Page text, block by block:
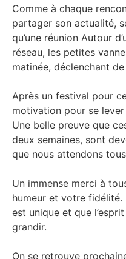
Comme à chaque
partager son actualité,
qu’une réunion Autour
réseau, les petites
matinée, déclenchant
Après un festival pour
motivation pour se
Une belle preuve que
deux semaines, sont
que nous attendons
Un immense merci à
humeur et votre fidélité.
est unique et que
grandir.
On se retrouve